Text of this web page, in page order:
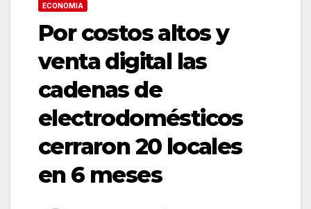
ECONOMIA
Por costos altos y
venta digital las
cadenas de
electrodomésticos
cerraron 20 locales
en 6 meses